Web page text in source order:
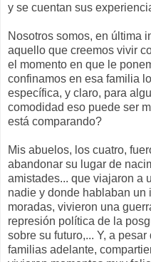
y se cuentan sus
Nosotros somos, en última
aquello que creemos vivir
el momento en que le
confinamos en esa familia
específica, y claro, para
comodidad eso puede ser
está comparando?
Mis abuelos, los cuatro,
abandonar su lugar de
amistades... que viajaron a
nadie y donde hablaban un
moradas, vivieron una
represión política de la
sobre su futuro,... Y, a
familias adelante,